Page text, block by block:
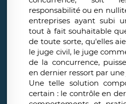
responsabilité ou en
entreprises ayant subi
tout à fait souhaitable
de toute sorte, qu'elles
le juge civil, le juge
de la concurrence,
en dernier ressort par
Une telle solution
certain : le contrôle en